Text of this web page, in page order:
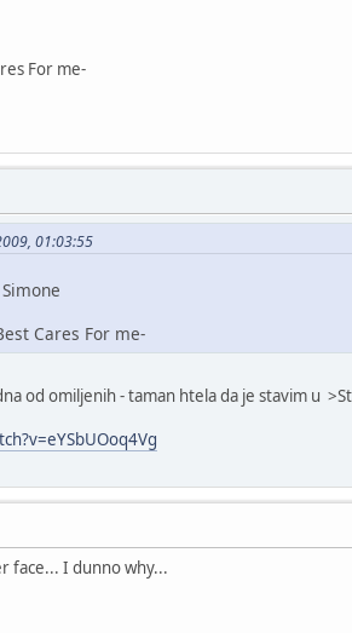
For me-
01:03:55
For me-
od omiljenih - taman htela da je stavim u
face... I dunno why...